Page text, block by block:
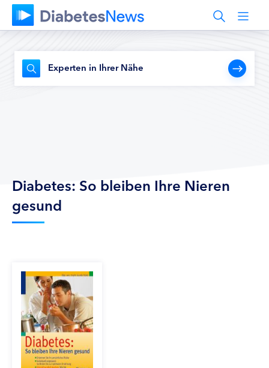
Experten in Ihrer Nähe
Diabetes: So bleiben Ihre Nieren
gesund